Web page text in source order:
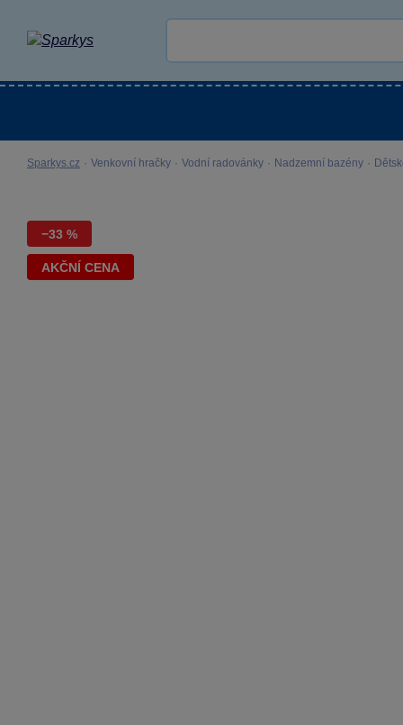
Sparkys.cz · Venkovní hračky · Vodní radovánky · Nadzemní bazény ·
−33 %
AKČNÍ CENA